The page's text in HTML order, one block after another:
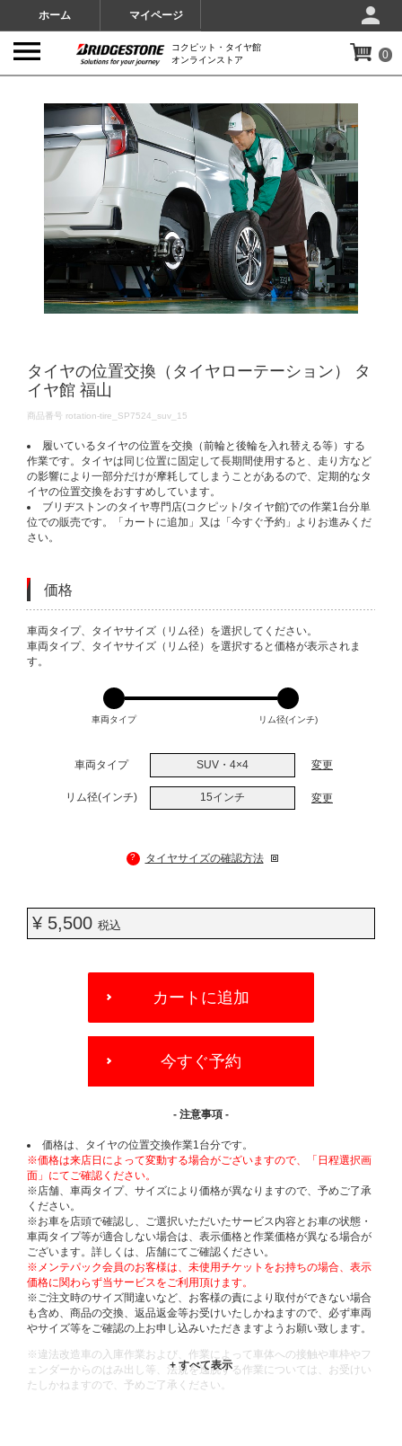
ホーム マイページ
コクピット・タイヤ館
オンラインストア
0
タイヤの位置交換（タイヤローテーション） タ
イヤ館 福山
DETAILS
商品番号 rotation-tire_SP7524_suv_15
履いているタイヤの位置を交換（前輪と後輪を入れ替える等）する
作業です。タイヤは同じ位置に固定して長期間使用すると、走り方など
の影響により一部分だけが摩耗してしまうことがあるので、定期的なタ
イヤの位置交換をおすすめしています。
ブリヂストンのタイヤ専門店(コクピット/タイヤ館)での作業1台分単
位での販売です。「カートに追加」又は「今すぐ予約」よりお進みくだ
さい。
価格
VARIATIONS
車両タイプ、タイヤサイズ（リム径）を選択してください。
車両タイプ、タイヤサイズ（リム径）を選択すると価格が表示されま
す。
車両タイプ リム径(インチ)
車両タイプ SUV・4×4 変更
リム径(インチ) 15インチ 変更
? タイヤサイズの確認方法
¥ 5,500 税込
OPTIONS
カートに追加
今すぐ予約
- 注意事項 -
価格は、タイヤの位置交換作業1台分です。
※価格は来店日によって変動する場合がございますので、「日程選択画
面」にてご確認ください。
※店舗、車両タイプ、サイズにより価格が異なりますので、予めご了承
ください。
※お車を店頭で確認し、ご選択いただいたサービス内容とお車の状態・
車両タイプ等が適合しない場合は、表示価格と作業価格が異なる場合が
ございます。詳しくは、店舗にてご確認ください。
※メンテパック会員のお客様は、未使用チケットをお持ちの場合、表示
価格に関わらず当サービスをご利用頂けます。
※ご注文時のサイズ間違いなど、お客様の責により取付ができない場合
も含め、商品の交換、返品返金等お受けいたしかねますので、必ず車両
やサイズ等をご確認の上お申し込みいただきますようお願い致します。
※違法改造車の入庫作業および、作業によって車体への接触や車枠やフ
ェンダーからのはみ出し等、法規を逸脱する作業については、お受けい
たしかねますので、予めご了承ください。